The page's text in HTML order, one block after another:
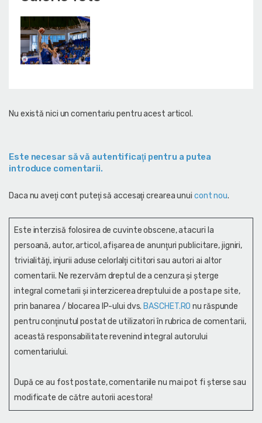
Nu există nici un comentariu pentru acest articol.
Este necesar să vă autentificaţi pentru a putea
introduce comentarii.
Daca nu aveţi cont puteţi să accesaţi crearea unui cont nou.
Este interzisă folosirea de cuvinte obscene, atacuri la
persoană, autor, articol, afişarea de anunţuri publicitare, jigniri,
trivialităţi, injurii aduse celorlalţi cititori sau autori ai altor
comentarii. Ne rezervăm dreptul de a cenzura și şterge
integral cometarii și interzicerea dreptului de a posta pe site,
prin banarea / blocarea IP-ului dvs. BASCHET.RO nu răspunde
pentru conţinutul postat de utilizatori în rubrica de comentarii,
această responsabilitate revenind integral autorului
comentariului.
După ce au fost postate, comentariile nu mai pot fi șterse sau
modificate de către autorii acestora!